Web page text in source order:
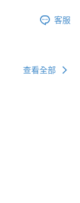
客服
查看全部